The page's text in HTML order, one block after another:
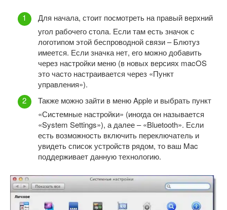
Для начала, стоит посмотреть на правый верхний
угол рабочего стола. Если там есть значок с
логотипом этой беспроводной связи – Блютуз
имеется. Если значка нет, его можно добавить
через настройки меню (в новых версиях macOS
это часто настраивается через «Пункт
управления»).
Также можно зайти в меню Apple и выбрать пункт
«Системные настройки» (иногда он называется
«System Settings»), а далее – «Bluetooth». Если
есть возможность включить переключатель и
увидеть список устройств рядом, то ваш Mac
поддерживает данную технологию.